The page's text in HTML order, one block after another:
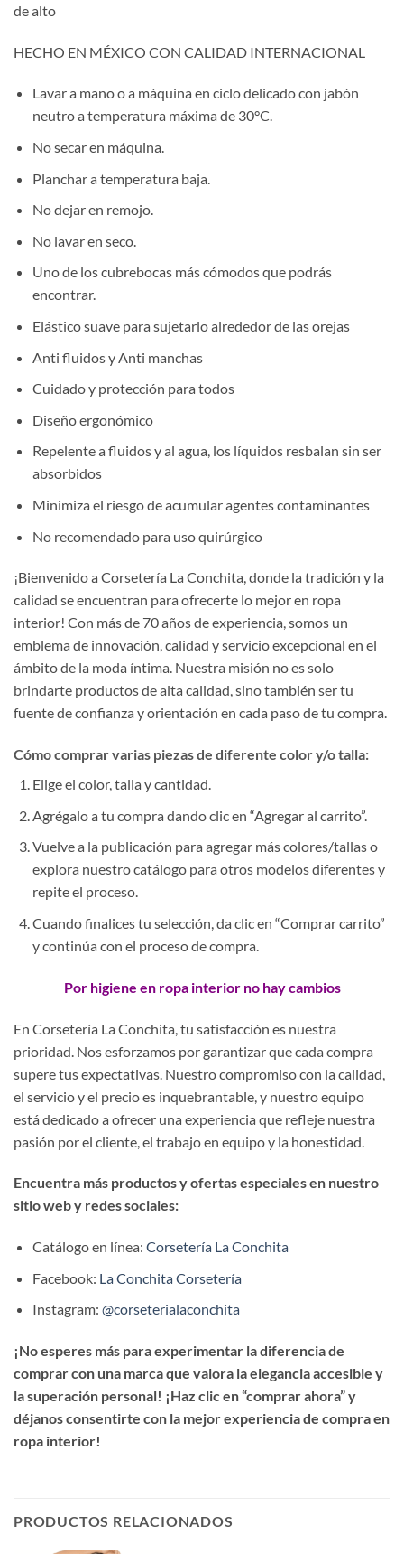
de alto
HECHO EN MÉXICO CON CALIDAD INTERNACIONAL
Lavar a mano o a máquina en ciclo delicado con jabón
neutro a temperatura máxima de 30°C.
No secar en máquina.
Planchar a temperatura baja.
No dejar en remojo.
No lavar en seco.
Uno de los cubrebocas más cómodos que podrás
encontrar.
Elástico suave para sujetarlo alrededor de las orejas
Anti fluidos y Anti manchas
Cuidado y protección para todos
Diseño ergonómico
Repelente a fluidos y al agua, los líquidos resbalan sin ser
absorbidos
Minimiza el riesgo de acumular agentes contaminantes
No recomendado para uso quirúrgico
¡Bienvenido a Corsetería La Conchita, donde la tradición y la
calidad se encuentran para ofrecerte lo mejor en ropa
interior! Con más de 70 años de experiencia, somos un
emblema de innovación, calidad y servicio excepcional en el
ámbito de la moda íntima. Nuestra misión no es solo
brindarte productos de alta calidad, sino también ser tu
fuente de confianza y orientación en cada paso de tu compra.
Cómo comprar varias piezas de diferente color y/o talla:
Elige el color, talla y cantidad.
Agrégalo a tu compra dando clic en “Agregar al carrito”.
Vuelve a la publicación para agregar más colores/tallas o
explora nuestro catálogo para otros modelos diferentes y
repite el proceso.
Cuando finalices tu selección, da clic en “Comprar carrito”
y continúa con el proceso de compra.
Por higiene en ropa interior no hay cambios
En Corsetería La Conchita, tu satisfacción es nuestra
prioridad. Nos esforzamos por garantizar que cada compra
supere tus expectativas. Nuestro compromiso con la calidad,
el servicio y el precio es inquebrantable, y nuestro equipo
está dedicado a ofrecer una experiencia que refleje nuestra
pasión por el cliente, el trabajo en equipo y la honestidad.
Encuentra más productos y ofertas especiales en nuestro
sitio web y redes sociales:
Catálogo en línea: Corsetería La Conchita
Facebook: La Conchita Corsetería
Instagram: @corseterialaconchita
¡No esperes más para experimentar la diferencia de
comprar con una marca que valora la elegancia accesible y
la superación personal! ¡Haz clic en “comprar ahora” y
déjanos consentirte con la mejor experiencia de compra en
ropa interior!
PRODUCTOS RELACIONADOS